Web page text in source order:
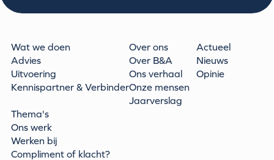
Wat we doen
Advies
Uitvoering
Kennispartner & Verbinder
Over ons
Over B&A
Ons verhaal
Onze mensen
Jaarverslag
Actueel
Nieuws
Opinie
Thema's
Ons werk
Werken bij
Compliment of klacht?